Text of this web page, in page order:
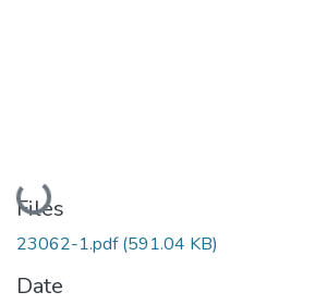
Loading...
Files
23062-1.pdf(591.04 KB)
Date